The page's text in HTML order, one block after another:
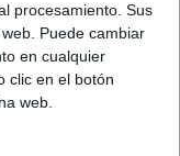
procesamiento. Sus
Puede cambiar
en cualquier
clic en el botón
web.